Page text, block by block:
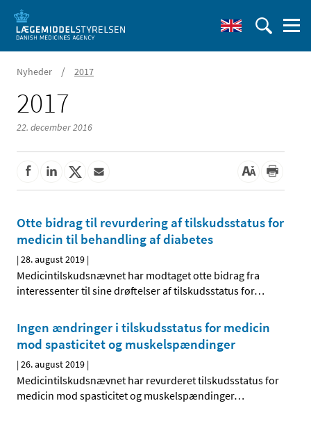
Nyheder / 2017
2017
22. december 2016
Otte bidrag til revurdering af tilskudsstatus for
medicin til behandling af diabetes
|28. august 2019 |
Medicintilskudsnævnet har modtaget otte bidrag fra
interessenter til sine drøftelser af tilskudsstatus for…
Ingen ændringer i tilskudsstatus for medicin
mod spasticitet og muskelspændinger
|26. august 2019 |
Medicintilskudsnævnet har revurderet tilskudsstatus for
medicin mod spasticitet og muskelspændinger…